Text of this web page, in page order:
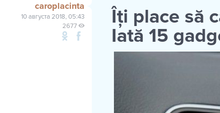
caroplacinta
10 августа 2018, 05:43
2677
Îți place să
Iată 15